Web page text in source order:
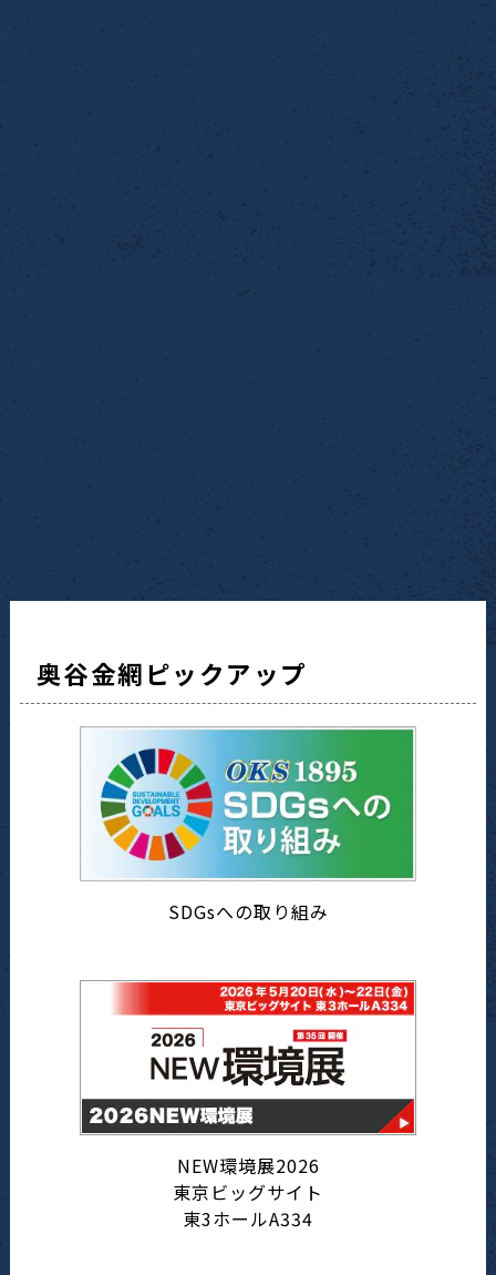
奥谷金網ピックアップ
SDGsへの取り組み
NEW環境展2026
東京ビッグサイト
東3ホールA334